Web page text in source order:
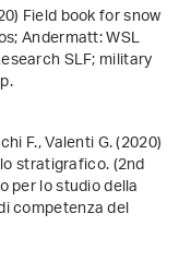
Field book for snow
Andermatt: WSL
SLF; military
F., Valenti G. (2020)
stratigrafico. (2nd
per lo studio della
competenza del